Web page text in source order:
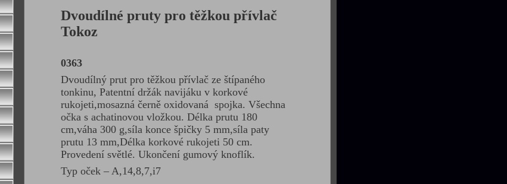
Dvoudílné pruty pro těžkou přívlač
Tokoz
0363
Dvoudílný prut pro těžkou přívlač ze štípaného
tonkinu, Patentní držák navijáku v korkové
rukojeti,mosazná černě oxidovaná spojka. Všechna
očka s achatinovou vložkou. Délka prutu 180
cm,váha 300 g,síla konce špičky 5 mm,síla paty
prutu 13 mm,Délka korkové rukojeti 50 cm.
Provedení světlé. Ukončení gumový knoflík.
Typ oček – A,14,8,7,i7